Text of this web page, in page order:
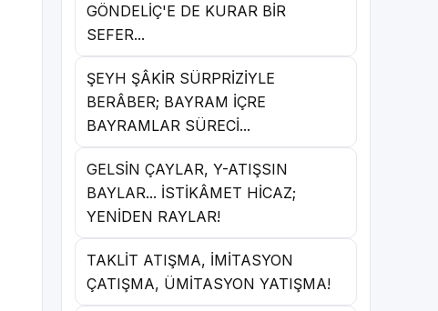
GÖNDELİÇ'E DE KURAR BİR
SEFER...
ŞEYH ŞÂKİR SÜRPRİZİYLE
BERÂBER; BAYRAM İÇRE
BAYRAMLAR SÜRECİ...
GELSİN ÇAYLAR, Y-ATIŞSIN
BAYLAR... İSTİKÂMET HİCAZ;
YENİDEN RAYLAR!
TAKLİT ATIŞMA, İMİTASYON
ÇATIŞMA, ÜMİTASYON YATIŞMA!